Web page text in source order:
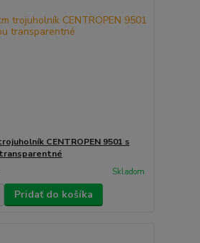
CENTROPEN 9501 s
Skladom
Pridať do košíka